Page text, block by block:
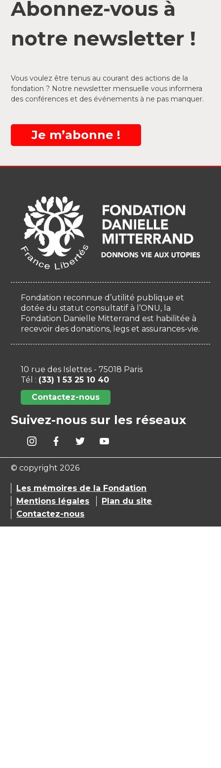
Abonnez-vous à
notre newsletter !
Vous voulez être tenus au courant des actions de la
fondation ? Notre newsletter mensuelle vous informera
des conférences et des événements à ne pas manquer.
Je m’abonne !
Fondation reconnue d’utilité publique et
dotée du statut consultatif à l’ONU, la
Fondation Danielle Mitterrand est habilitée à
recevoir des donations, legs et assurances-vie.
10 rue des Islettes - 75018 Paris
Tél : (33) 1 53 25 10 40
Contactez-nous
Suivez-nous sur les réseaux
© copyright 2026
Les mémoires de la Fondation
Mentions légales
Plan du site
Contactez-nous